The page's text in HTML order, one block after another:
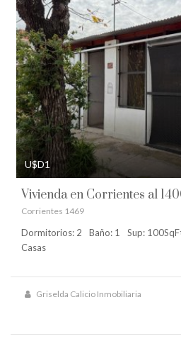
U$D1
Vivienda en Corrientes al
Corrientes 1469
Dormitorios: 2 Baño: 1
Sup:
Casas
Griselda Calicio Inmobiliaria